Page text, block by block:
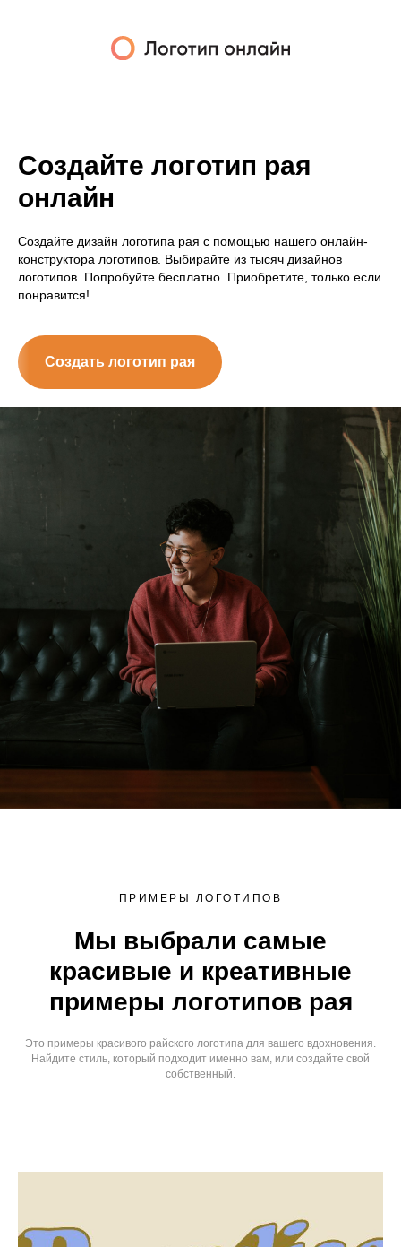
Создайте логотип рая
онлайн
Создайте дизайн логотипа рая с помощью нашего онлайн-
конструктора логотипов. Выбирайте из тысяч дизайнов
логотипов. Попробуйте бесплатно. Приобретите, только если
понравится!
Создать логотип рая
ПРИМЕРЫ ЛОГОТИПОВ
Мы выбрали самые
красивые и креативные
примеры логотипов рая
Это примеры красивого райского логотипа для вашего вдохновения.
Найдите стиль, который подходит именно вам, или создайте свой
собственный.